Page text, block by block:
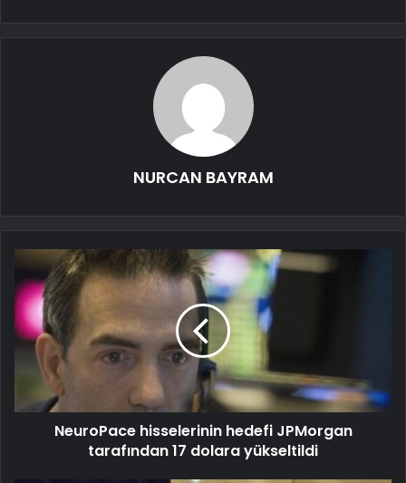
NURCAN BAYRAM
NeuroPace hisselerinin hedefi JPMorgan
tarafından 17 dolara yükseltildi